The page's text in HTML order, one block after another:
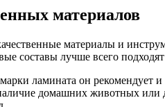
материалов
материалы и
составы лучше всего
ламината он
домашних животных или